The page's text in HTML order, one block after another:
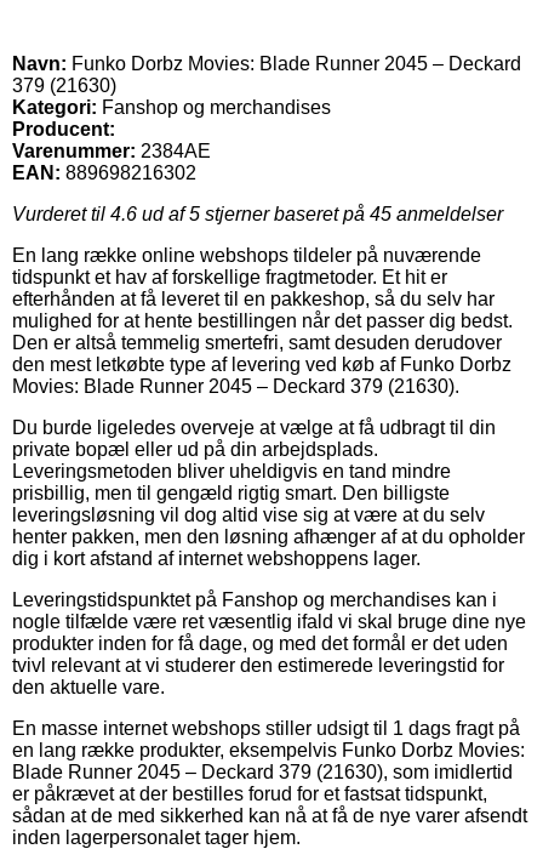
Navn: Funko Dorbz Movies: Blade Runner 2045 – Deckard
379 (21630)
Kategori: Fanshop og merchandises
Producent:
Varenummer: 2384AE
EAN: 889698216302
Vurderet til 4.6 ud af 5 stjerner baseret på 45 anmeldelser
En lang række online webshops tildeler på nuværende
tidspunkt et hav af forskellige fragtmetoder. Et hit er
efterhånden at få leveret til en pakkeshop, så du selv har
mulighed for at hente bestillingen når det passer dig bedst.
Den er altså temmelig smertefri, samt desuden derudover
den mest letkøbte type af levering ved køb af Funko Dorbz
Movies: Blade Runner 2045 – Deckard 379 (21630).
Du burde ligeledes overveje at vælge at få udbragt til din
private bopæl eller ud på din arbejdsplads.
Leveringsmetoden bliver uheldigvis en tand mindre
prisbillig, men til gengæld rigtig smart. Den billigste
leveringsløsning vil dog altid vise sig at være at du selv
henter pakken, men den løsning afhænger af at du opholder
dig i kort afstand af internet webshoppens lager.
Leveringstidspunktet på Fanshop og merchandises kan i
nogle tilfælde være ret væsentlig ifald vi skal bruge dine nye
produkter inden for få dage, og med det formål er det uden
tvivl relevant at vi studerer den estimerede leveringstid for
den aktuelle vare.
En masse internet webshops stiller udsigt til 1 dags fragt på
en lang række produkter, eksempelvis Funko Dorbz Movies:
Blade Runner 2045 – Deckard 379 (21630), som imidlertid
er påkrævet at der bestilles forud for et fastsat tidspunkt,
sådan at de med sikkerhed kan nå at få de nye varer afsendt
inden lagerpersonalet tager hjem.